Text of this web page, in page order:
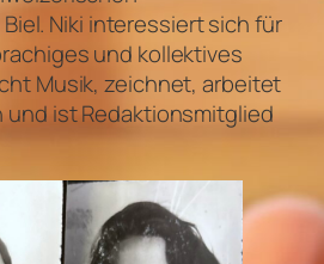
Niki interessiert sich für
und kollektives
Musik, zeichnet, arbeitet
und ist Redaktionsmitglied